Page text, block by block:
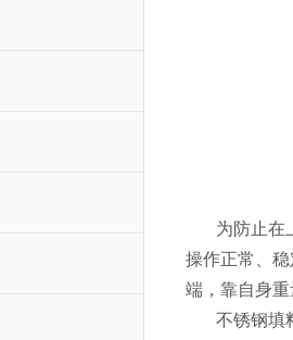
为防止在
操作正常、
端，靠自身
不锈钢填